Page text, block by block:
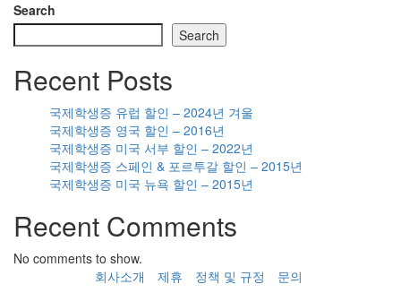
Search
Search
Recent Posts
국제학생증 유럽 할인 – 2024년 겨울
국제학생증 영국 할인 – 2016년
국제학생증 미국 서부 할인 – 2022년
국제학생증 스페인 & 포르투갈 할인 – 2015년
국제학생증 미국 뉴욕 할인 – 2015년
Recent Comments
No comments to show.
회사소개
제휴 정책 및 규정 문의